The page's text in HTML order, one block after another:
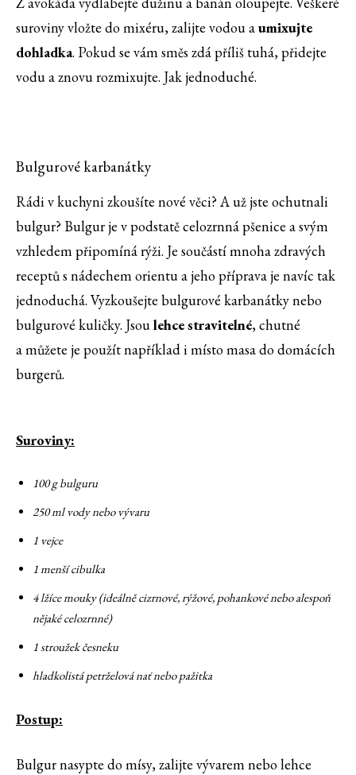
suroviny vložte do mixéru, zalijte vodou aumixujte
dohladka. Pokud se vám směs zdá příliš tuhá, přidejte
vodu a znovu rozmixujte. Jak jednoduché.
Bulgurové karbanátky
Rádi v kuchyni zkoušíte nové věci? A už jste ochutnali
bulgur? Bulgur je v podstatě celozrnná pšenice a svým
vzhledem připomíná rýži. Je součástí mnoha zdravých
receptů s nádechem orientu a jeho příprava je navíc tak
jednoduchá. Vyzkoušejte bulgurové karbanátky nebo
bulgurové kuličky. Jsoulehce stravitelné, chutné
a můžete je použít například i místo masa do domácích
burgerů.
Suroviny:
100 g bulguru
250 ml vody nebo vývaru
1 vejce
1 menší cibulka
4 lžíce mouky (ideálně cizrnové, rýžové, pohankové nebo alespoň
nějaké celozrnné)
1 stroužek česneku
hladkolistá petrželová nať nebo pažitka
Postup:
Bulgur nasypte do mísy, zalijte vývarem nebo lehce